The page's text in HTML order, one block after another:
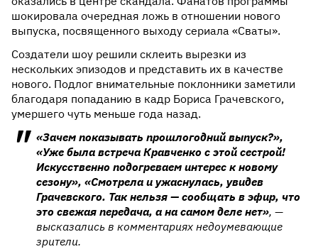
шокировала очередная ложь в отношении нового
выпуска, посвященного выходу сериала «Сваты».
Создатели шоу решили склеить вырезки из
нескольких эпизодов и представить их в качестве
нового. Подлог внимательные поклонники заметили
благодаря попаданию в кадр Бориса Грачевского,
умершего чуть меньше года назад.
«Зачем показывать прошлогодний выпуск?»,
«Уже была встреча Кравченко с этой сестрой!
Искусственно подогреваем интерес к новому
сезону», «Смотрела и ужаснулась, увидев
Грачевского. Так нельзя — сообщать в эфир, что
это свежая передача, а на самом деле нет», —
высказались в комментариях недоумевающие
зрители.